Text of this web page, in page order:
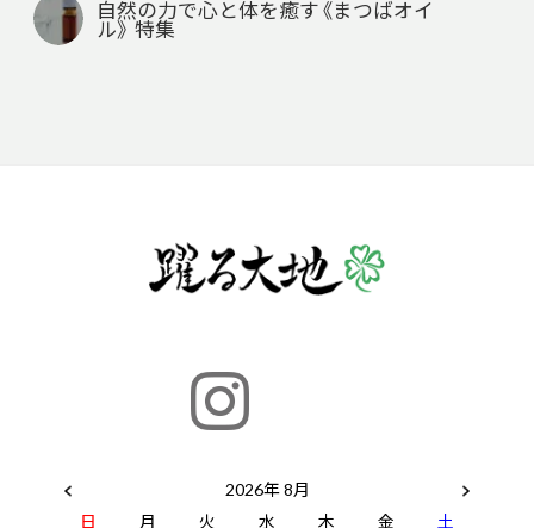
自然の力で心と体を癒す《まつばオイ
ル》 特集
2026年 8月
日
月 火 水 木 金 土